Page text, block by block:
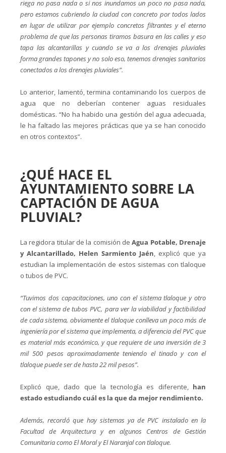
riega no pasa nada o si nos inundamos un poco no pasa nada,
pero estamos cubriendo la ciudad con concreto por todos lados
en lugar de utilizar por ejemplo concretos filtrantes y el eterno
problema de que las personas tiramos basura en las calles y eso
tapa las alcantarillas y cuando se va a los drenajes pluviales
forma grandes tapones y no solo eso, tenemos drenajes sanitarios
conectados a los drenajes pluviales”.
Lo anterior, lamentó, termina contaminando los cuerpos de
agua que no deberían contener aguas residuales
domésticas. “No ha habido una gestión del agua adecuada,
le ha faltado las mejores prácticas que ya se han conocido
en otros contextos”.
¿QUÉ HACE EL
AYUNTAMIENTO SOBRE LA
CAPTACIÓN DE AGUA
PLUVIAL?
La regidora titular de la comisión de Agua Potable, Drenaje
y Alcantarillado, Helen Sarmiento Jaén , explicó que ya
estudian la implementación de estos sistemas con tlaloque
o tubos de PVC.
“Tuvimos dos capacitaciones, uno con el sistema tlaloque y otro
con el sistema de tubos PVC, para ver la viabilidad y factibilidad
de cada sistema, obviamente el tlaloque conlleva un poco más de
ingeniería por el sistema que implementa, a diferencia del PVC que
es material más económico, y que requiere de una inversión de 3
mil 500 pesos aproximadamente teniendo el tinado y con el
tlaloque puede ser de hasta 22 mil pesos”.
Explicó que, dado que la tecnología es diferente,han
estado estudiando cuál es la que da mejor rendimiento.
Además, recordó que hay sistemas ya de PVC instalado en la
Facultad de Arquitectura y en algunos Centros de Gestión
Comunitaria como El Moral y El Naranjal con tlaloque.